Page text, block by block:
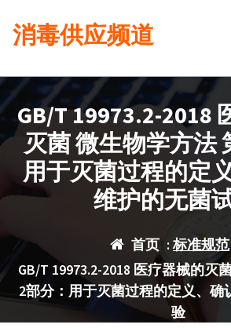
容
消毒供应频道
GB/T 19973.2-2018
灭菌 微生物学方法
用于灭菌过程的定
维护的无菌
首页 :标准规范
GB/T 19973.2-2018 医疗器械的灭
2部分：用于灭菌过程的定义、确
验